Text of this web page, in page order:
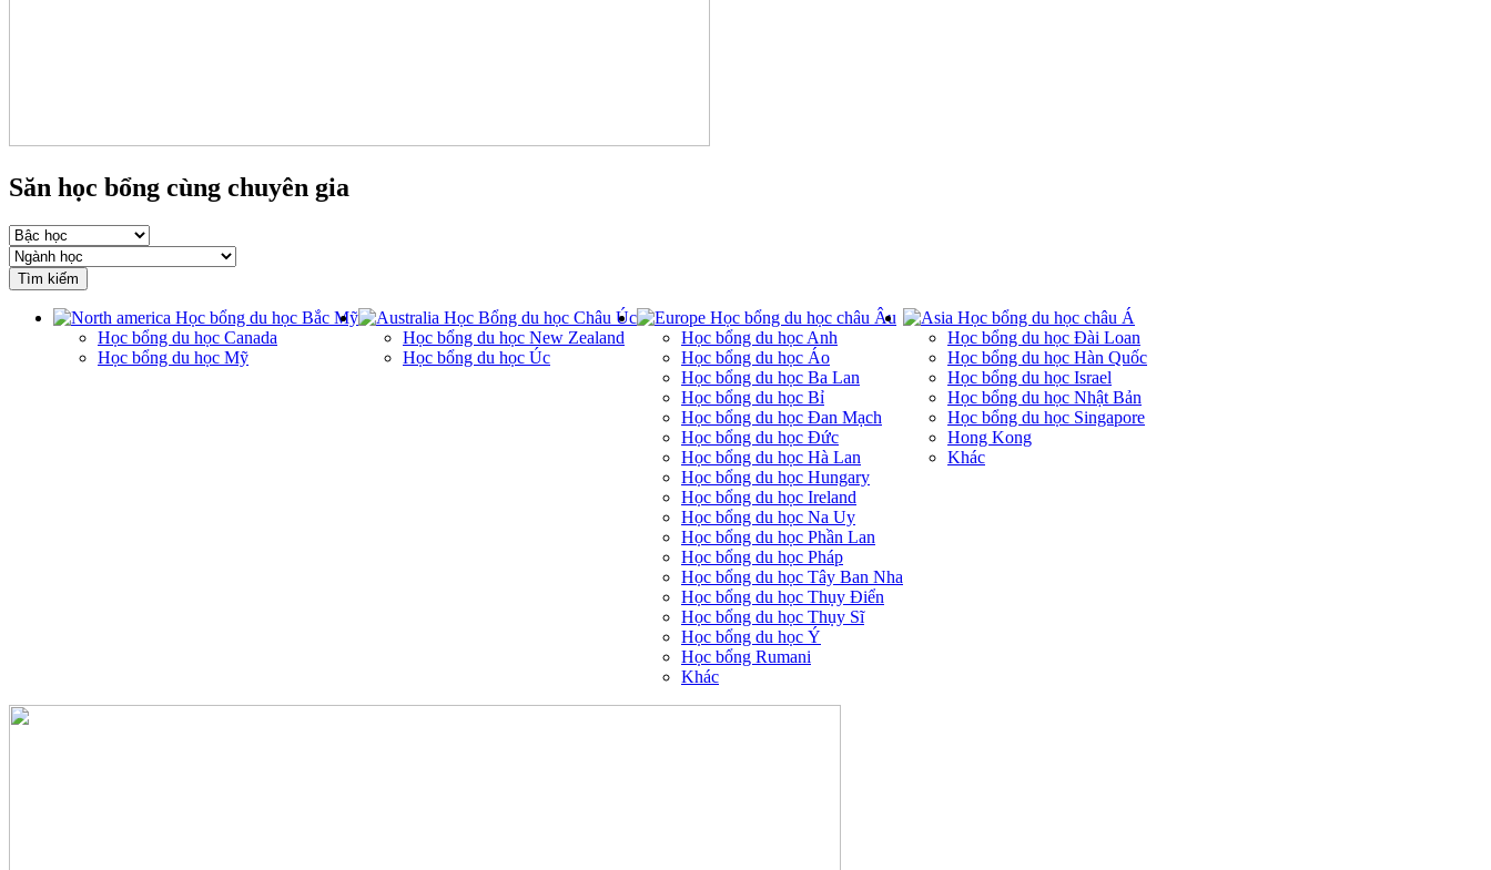
Săn học bổng cùng chuyên gia
Tìm kiếm
Học bổng du học Bắc Mỹ
Học bổng du học Canada
Học bổng du học Mỹ
Học Bổng du học Châu Úc
Học bổng du học New Zealand
Học bổng du học Úc
Học bổng du học châu Âu
Học bổng du học Anh
Học bổng du học Áo
Học bổng du học Ba Lan
Học bổng du học Bỉ
Học bổng du học Đan Mạch
Học bổng du học Đức
Học bổng du học Hà Lan
Học bổng du học Hungary
Học bổng du học Ireland
Học bổng du học Na Uy
Học bổng du học Phần Lan
Học bổng du học Pháp
Học bổng du học Tây Ban Nha
Học bổng du học Thụy Điển
Học bổng du học Thụy Sĩ
Học bổng du học Ý
Học bổng Rumani
Khác
Học bổng du học châu Á
Học bổng du học Đài Loan
Học bổng du học Hàn Quốc
Học bổng du học Israel
Học bổng du học Nhật Bản
Học bổng du học Singapore
Hong Kong
Khác